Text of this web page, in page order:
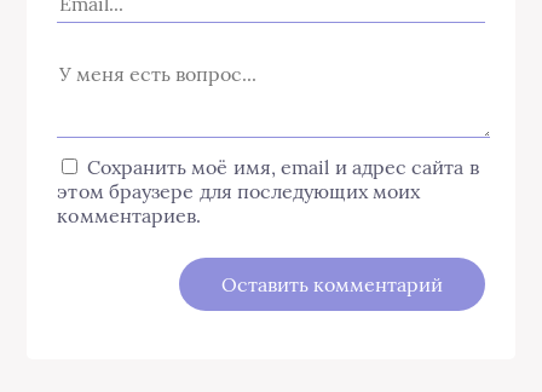
Сохранить моё имя, email и адрес сайта в
этом браузере для последующих моих
комментариев.